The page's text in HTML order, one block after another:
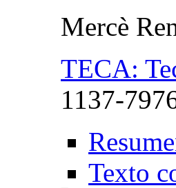
Mercè
TECA:
1137-
Texto